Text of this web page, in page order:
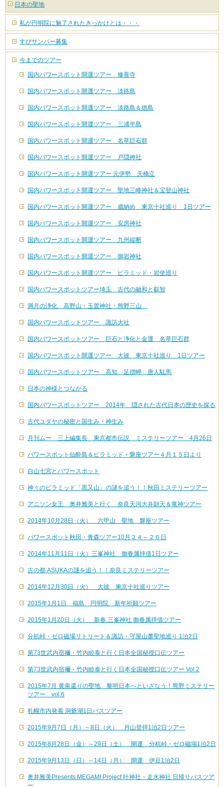
日本の聖地
私が円明院に魅了されたきっかけとは・・・
すぴサンパー募集
今までのツアー
国内パワースポット開運ツアー 修善寺
国内パワースポット開運ツアー 淡路島
国内パワースポット開運ツアー 淡路島＆徳島
国内パワースポット開運ツアー 三浦半島
国内パワースポット開運ツアー 名草巨石群
国内パワースポット開運ツアー 戸隠神社
国内パワースポット開運ツアー 元伊勢 天橋立
国内パワースポット開運ツアー 聖地三峰神社＆宝登山神社
国内パワースポット開運ツアー 歳納め 東京十社巡り 1日ツアー
国内パワースポット開運ツアー 安房神社
国内パワースポット開運ツアー 九州縦断
国内パワースポット開運ツアー 御岩神社
国内パワースポット開運ツアー ピラミッド・岩坐巡り
国内パワースポットツアー埼玉 古代の融和と叡智
満月の浄化 高野山・玉置神社・熊野三山
国内パワースポットツアー 諏訪大社
国内パワースポットツアー 巨石と浄化と金運 名草巨石群
国内パワースポット開運ツアー 大祓 東京十社巡り 1日ツアー
国内パワースポットツアー 高知 足摺岬 唐人駄馬
日本の神様とつながる
国内パワースポットツアー 2014年 隠された古代日本の歴史を探る
古代ユダヤの秘密と国生み・神生み
月刊ムー 三上編集長 東京都市伝説 ミステリーツアー 4月26日
パワースポット仙酔島＆ピラミッド・磐座ツアー４月１５日より
白山七宮とパワースポット
神々のピラミッド「黒又山」の謎を追う！！秋田ミステリーツアー
アニソン女王 奥井雅美と行く 奈良天河大弁財天＆竜神ツアー
2014年10月28日（火） 六甲山 聖地 磐座ツアー
パワースポット秋田・青森ツアー10月２４～２６日
2014年11月11日（火）三峯神社 御眷属拝借1日ツアー
古の都 ASUKAの謎を追う！！奈良ミステリーツアー
2014年12月30日（火） 大祓 東京十社巡りツアー
2015年1月1日 福島 円明院 新年祈願ツアー
2015年1月20日（火） 新春 三峯神社 御眷属拝借ツアー
分杭峠・ゼロ磁場リトリート＆諏訪・守屋山麓聖地巡り 1泊2日
第73世武内宿禰・竹内睦泰と行く日本全国秘授口伝ツアー
第73世武内宿禰・竹内睦泰と行く日本全国秘授口伝ツアー Vol.2
2015年7月 黄泉還りの聖地 黎明日本へといざなう！熊野ミステリー
ツアー vol.6
札幌市内発着 洞爺湖1日バスツアー
2015年9月7日（月）～8日（火） 月山登拝1泊2日ツアー
2015年8月28日（金）～29日（土） 開運 分杭峠・ゼロ磁場1泊2日
2015年9月13日（日）～14日（月） 開運 伊豆1泊2日
奥井雅美Presents MEGAMI Project 叶神社・走水神社 日帰りバスツア
ー